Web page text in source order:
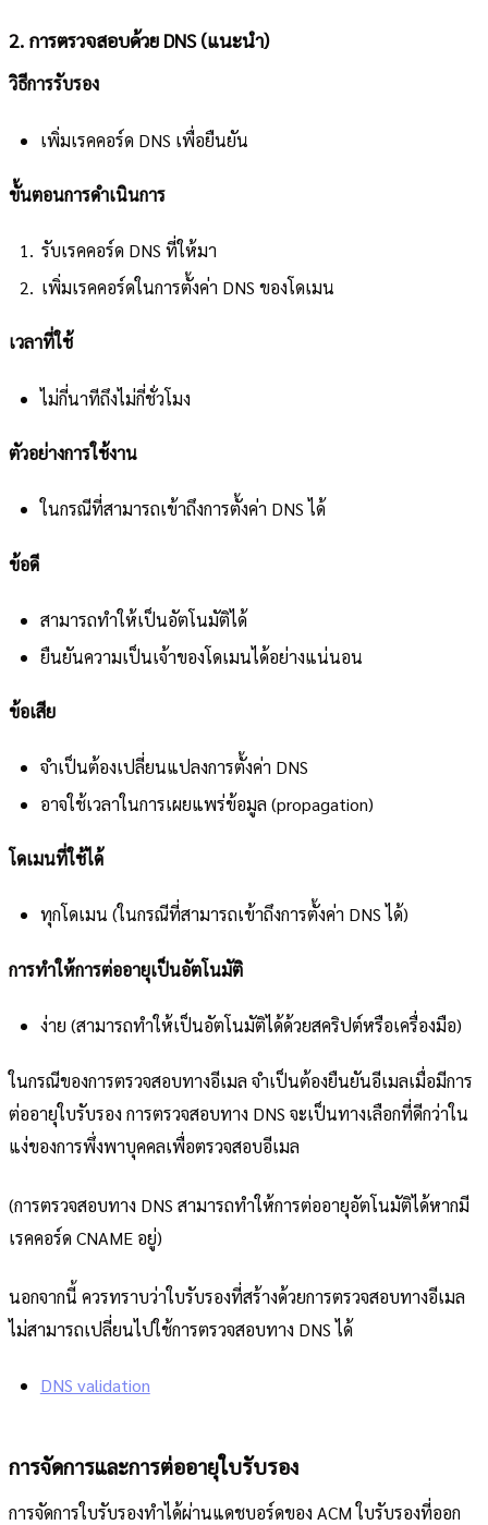
2. การตรวจสอบด้วย DNS (แนะนำ)
วิธีการรับรอง
เพิ่มเรคคอร์ด DNS เพื่อยืนยัน
ขั้นตอนการดำเนินการ
รับเรคคอร์ด DNS ที่ให้มา
เพิ่มเรคคอร์ดในการตั้งค่า DNS ของโดเมน
เวลาที่ใช้
ไม่กี่นาทีถึงไม่กี่ชั่วโมง
ตัวอย่างการใช้งาน
ในกรณีที่สามารถเข้าถึงการตั้งค่า DNS ได้
ข้อดี
สามารถทำให้เป็นอัตโนมัติได้
ยืนยันความเป็นเจ้าของโดเมนได้อย่างแน่นอน
ข้อเสีย
จำเป็นต้องเปลี่ยนแปลงการตั้งค่า DNS
อาจใช้เวลาในการเผยแพร่ข้อมูล (propagation)
โดเมนที่ใช้ได้
ทุกโดเมน (ในกรณีที่สามารถเข้าถึงการตั้งค่า DNS ได้)
การทำให้การต่ออายุเป็นอัตโนมัติ
ง่าย (สามารถทำให้เป็นอัตโนมัติได้ด้วยสคริปต์หรือเครื่องมือ)
ในกรณีของการตรวจสอบทางอีเมล จำเป็นต้องยืนยันอีเมลเมื่อมีการ
ต่ออายุใบรับรอง การตรวจสอบทาง DNS จะเป็นทางเลือกที่ดีกว่าใน
แง่ของการพึ่งพาบุคคลเพื่อตรวจสอบอีเมล
(การตรวจสอบทาง DNS สามารถทำให้การต่ออายุอัตโนมัติได้หากมี
เรคคอร์ด CNAME อยู่)
นอกจากนี้ ควรทราบว่าใบรับรองที่สร้างด้วยการตรวจสอบทางอีเมล
ไม่สามารถเปลี่ยนไปใช้การตรวจสอบทาง DNS ได้
DNS validation
การจัดการและการต่ออายุใบรับรอง
การจัดการใบรับรองทำได้ผ่านแดชบอร์ดของ ACM ใบรับรองที่ออก